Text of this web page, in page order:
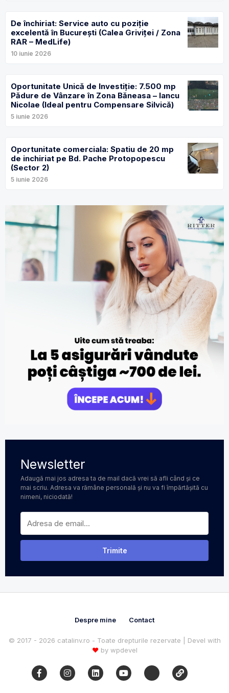
De închiriat: Service auto cu poziție
excelentă în București (Calea Griviței / Zona
RAR – MedLife)
10 iunie 2026
Oportunitate Unică de Investiție: 7.500 mp
Pădure de Vânzare în Zona Băneasa – Iancu
Nicolae (Ideal pentru Compensare Silvică)
5 iunie 2026
Oportunitate comerciala: Spatiu de 20 mp
de inchiriat pe Bd. Pache Protopopescu
(Sector 2)
5 iunie 2026
Newsletter
Adaugă mai jos adresa ta de mail dacă vrei să afli când și ce
mai scriu. Adresa va rămâne personală și nu va fi împărtășită cu
nimeni, niciodată!
Despre mine Contact
© 2017 - 2026 catalinv.ro - Toate drepturile rezervate | Devel with
♥by wpdevel